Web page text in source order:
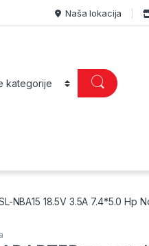
Naša lokacija
NBA15 18.5V 3.5A 7.4*5.0 Hp